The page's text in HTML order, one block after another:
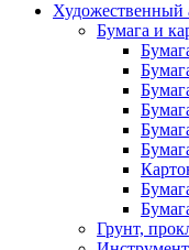
Художественный
Бумага и
Грунт,